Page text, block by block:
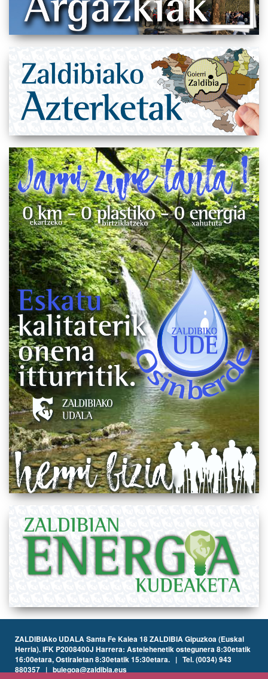
ZALDIBIAko UDALA Santa Fe Kalea 18 ZALDIBIA Gipuzkoa (Euskal
Herria). IFK P2008400J Harrera: Astelehenetik ostegunera 8:30etatik
16:00etara, Ostiraletan 8:30etatik 15:30etara. | Tel. (0034) 943
880357 | bulegoa@zaldibia.eus